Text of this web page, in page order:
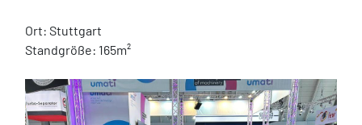
Ort: Stuttgart
Standgröße: 165m²